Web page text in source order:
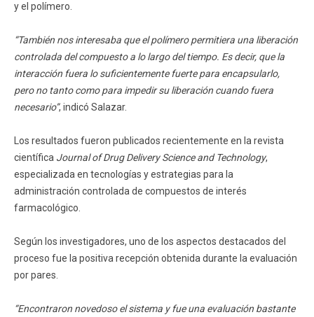
y el polímero.
“También nos interesaba que el polímero permitiera una liberación
controlada del compuesto a lo largo del tiempo. Es decir, que la
interacción fuera lo suficientemente fuerte para encapsularlo,
pero no tanto como para impedir su liberación cuando fuera
necesario”, indicó Salazar.
Los resultados fueron publicados recientemente en la revista
científica Journal of Drug Delivery Science and Technology,
especializada en tecnologías y estrategias para la
administración controlada de compuestos de interés
farmacológico.
Según los investigadores, uno de los aspectos destacados del
proceso fue la positiva recepción obtenida durante la evaluación
por pares.
“Encontraron novedoso el sistema y fue una evaluación bastante